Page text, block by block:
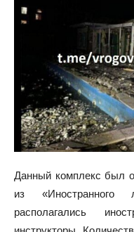
Данный комплекс был
из
располагались